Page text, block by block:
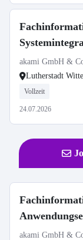
akami GmbH &
Lutherstadt
Vollzeit
24.07.2026
akami GmbH &